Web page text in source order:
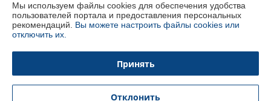
Регистрационный номер ЕГР: 192412723
УНП: 192412723
Регистрационный орган: Минский горисполком
Дата регистрации компании: 26.01.2015
Ссылка на свидетельство/лицензию
Мы используем файлы cookies для обеспечения удобства
пользователей портала и предоставления персональных
рекомендаций. Вы можете настроить файлы cookies или
отключить их.
Принять
Отклонить